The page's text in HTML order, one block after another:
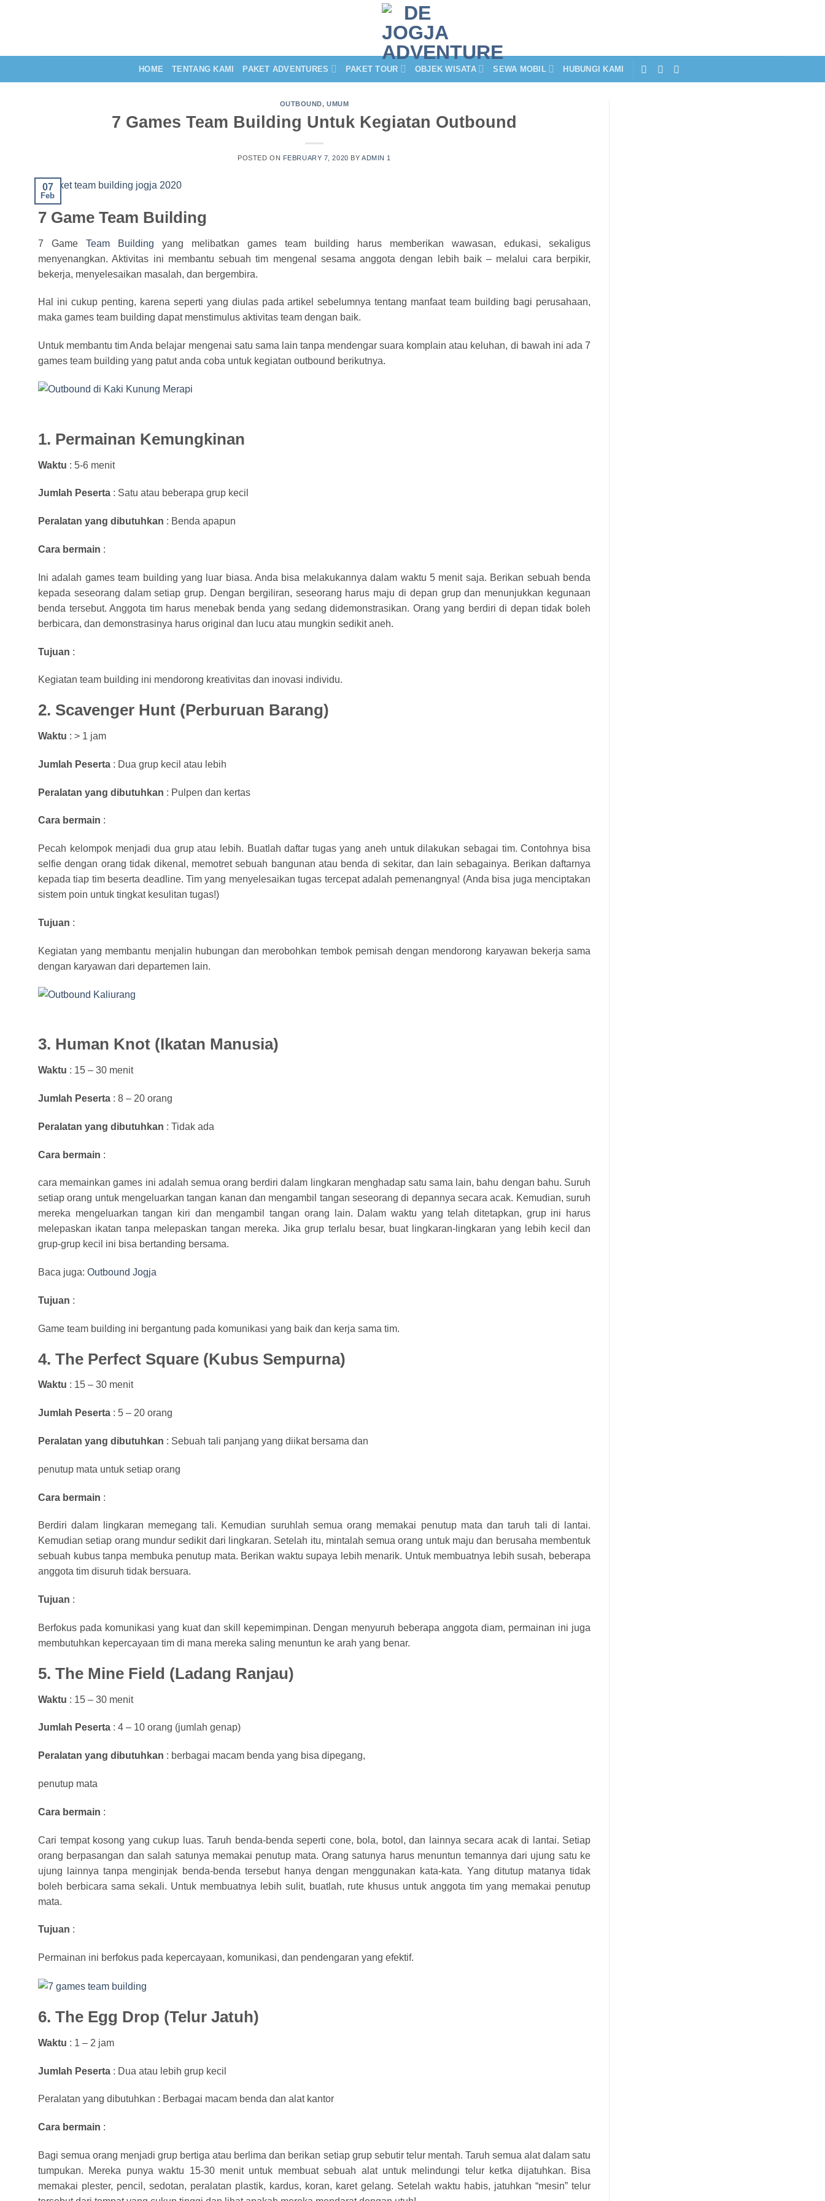
HOME TENTANG KAMI PAKET ADVENTURES PAKET TOUR OBJEK WISATA SEWA MOBIL HUBUNGI KAMI
OUTBOUND,UMUM
7 Games Team Building Untuk Kegiatan Outbound
POSTED ON FEBRUARY 7, 2020 BY ADMIN 1
07
Feb
7 Game Team Building
7 Game Team Building yang melibatkan games team building harus memberikan wawasan, edukasi, sekaligus
menyenangkan. Aktivitas ini membantu sebuah tim mengenal sesama anggota dengan lebih baik – melalui cara berpikir,
bekerja, menyelesaikan masalah, dan bergembira.
Hal ini cukup penting, karena seperti yang diulas pada artikel sebelumnya tentang manfaat team building bagi perusahaan,
maka games team building dapat menstimulus aktivitas team dengan baik.
Untuk membantu tim Anda belajar mengenai satu sama lain tanpa mendengar suara komplain atau keluhan, di bawah ini ada 7
games team building yang patut anda coba untuk kegiatan outbound berikutnya.
1. Permainan Kemungkinan
Waktu : 5-6 menit
Jumlah Peserta : Satu atau beberapa grup kecil
Peralatan yang dibutuhkan : Benda apapun
Cara bermain :
Ini adalah games team building yang luar biasa. Anda bisa melakukannya dalam waktu 5 menit saja. Berikan sebuah benda
kepada seseorang dalam setiap grup. Dengan bergiliran, seseorang harus maju di depan grup dan menunjukkan kegunaan
benda tersebut. Anggota tim harus menebak benda yang sedang didemonstrasikan. Orang yang berdiri di depan tidak boleh
berbicara, dan demonstrasinya harus original dan lucu atau mungkin sedikit aneh.
Tujuan :
Kegiatan team building ini mendorong kreativitas dan inovasi individu.
2. Scavenger Hunt (Perburuan Barang)
Waktu : > 1 jam
Jumlah Peserta : Dua grup kecil atau lebih
Peralatan yang dibutuhkan : Pulpen dan kertas
Cara bermain :
Pecah kelompok menjadi dua grup atau lebih. Buatlah daftar tugas yang aneh untuk dilakukan sebagai tim. Contohnya bisa
selfie dengan orang tidak dikenal, memotret sebuah bangunan atau benda di sekitar, dan lain sebagainya. Berikan daftarnya
kepada tiap tim beserta deadline. Tim yang menyelesaikan tugas tercepat adalah pemenangnya! (Anda bisa juga menciptakan
sistem poin untuk tingkat kesulitan tugas!)
Tujuan :
Kegiatan yang membantu menjalin hubungan dan merobohkan tembok pemisah dengan mendorong karyawan bekerja sama
dengan karyawan dari departemen lain.
3. Human Knot (Ikatan Manusia)
Waktu : 15 – 30 menit
Jumlah Peserta : 8 – 20 orang
Peralatan yang dibutuhkan : Tidak ada
Cara bermain :
cara memainkan games ini adalah semua orang berdiri dalam lingkaran menghadap satu sama lain, bahu dengan bahu. Suruh
setiap orang untuk mengeluarkan tangan kanan dan mengambil tangan seseorang di depannya secara acak. Kemudian, suruh
mereka mengeluarkan tangan kiri dan mengambil tangan orang lain. Dalam waktu yang telah ditetapkan, grup ini harus
melepaskan ikatan tanpa melepaskan tangan mereka. Jika grup terlalu besar, buat lingkaran-lingkaran yang lebih kecil dan
grup-grup kecil ini bisa bertanding bersama.
Baca juga: Outbound Jogja
Tujuan :
Game team building ini bergantung pada komunikasi yang baik dan kerja sama tim.
4. The Perfect Square (Kubus Sempurna)
Waktu : 15 – 30 menit
Jumlah Peserta : 5 – 20 orang
Peralatan yang dibutuhkan : Sebuah tali panjang yang diikat bersama dan
penutup mata untuk setiap orang
Cara bermain :
Berdiri dalam lingkaran memegang tali. Kemudian suruhlah semua orang memakai penutup mata dan taruh tali di lantai.
Kemudian setiap orang mundur sedikit dari lingkaran. Setelah itu, mintalah semua orang untuk maju dan berusaha membentuk
sebuah kubus tanpa membuka penutup mata. Berikan waktu supaya lebih menarik. Untuk membuatnya lebih susah, beberapa
anggota tim disuruh tidak bersuara.
Tujuan :
Berfokus pada komunikasi yang kuat dan skill kepemimpinan. Dengan menyuruh beberapa anggota diam, permainan ini juga
membutuhkan kepercayaan tim di mana mereka saling menuntun ke arah yang benar.
5. The Mine Field (Ladang Ranjau)
Waktu : 15 – 30 menit
Jumlah Peserta : 4 – 10 orang (jumlah genap)
Peralatan yang dibutuhkan : berbagai macam benda yang bisa dipegang,
penutup mata
Cara bermain :
Cari tempat kosong yang cukup luas. Taruh benda-benda seperti cone, bola, botol, dan lainnya secara acak di lantai. Setiap
orang berpasangan dan salah satunya memakai penutup mata. Orang satunya harus menuntun temannya dari ujung satu ke
ujung lainnya tanpa menginjak benda-benda tersebut hanya dengan menggunakan kata-kata. Yang ditutup matanya tidak
boleh berbicara sama sekali. Untuk membuatnya lebih sulit, buatlah, rute khusus untuk anggota tim yang memakai penutup
mata.
Tujuan :
Permainan ini berfokus pada kepercayaan, komunikasi, dan pendengaran yang efektif.
6. The Egg Drop (Telur Jatuh)
Waktu : 1 – 2 jam
Jumlah Peserta : Dua atau lebih grup kecil
Peralatan yang dibutuhkan : Berbagai macam benda dan alat kantor
Cara bermain :
Bagi semua orang menjadi grup bertiga atau berlima dan berikan setiap grup sebutir telur mentah. Taruh semua alat dalam satu
tumpukan. Mereka punya waktu 15-30 menit untuk membuat sebuah alat untuk melindungi telur ketka dijatuhkan. Bisa
memakai plester, pencil, sedotan, peralatan plastik, kardus, koran, karet gelang. Setelah waktu habis, jatuhkan “mesin” telur